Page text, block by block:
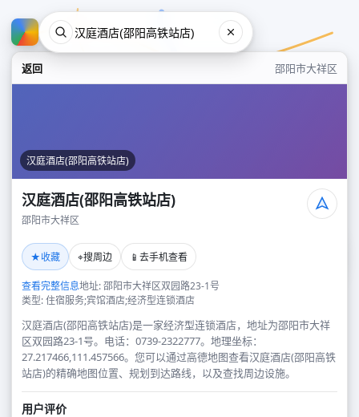
返回 邵阳市大祥区
汉庭酒店(邵阳高铁站店)
汉庭酒店(邵阳高铁站店)
邵阳市大祥区
★收藏 ⌖搜周边 📱 去手机查看
查看完整信息地址: 邵阳市大祥区双园路23-1号
类型: 住宿服务;宾馆酒店;经济型连锁酒店
汉庭酒店(邵阳高铁站店)是一家经济型连锁酒店，地址为邵阳市大祥
区双园路23-1号。电话：0739-2322777。地理坐标：
27.217466,111.457566。您可以通过高德地图查看汉庭酒店(邵阳高铁
站店)的精确地图位置、规划到达路线，以及查找周边设施。
用户评价